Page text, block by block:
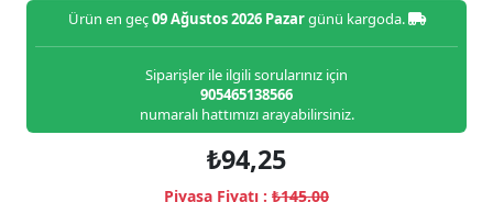
Ürün en geç09 Ağustos 2026 Pazargünü kargoda.
Siparişler ile ilgili sorularınız için
905465138566
numaralı hattımızı arayabilirsiniz.
₺94,25
Piyasa Fiyatı : ₺145,00